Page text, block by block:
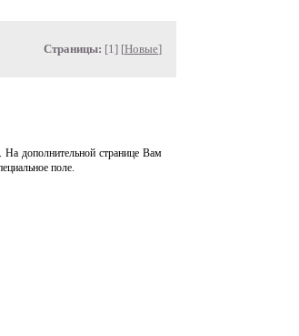
Страницы: [1] [Новые]
дополнительной странице Вам
поле.